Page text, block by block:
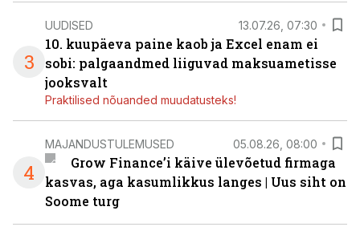
3
UUDISED 13.07.26, 07:30
10. kuupäeva paine kaob ja Excel enam ei
sobi: palgaandmed liiguvad maksuametisse
jooksvalt
Praktilised nõuanded muudatusteks!
4
MAJANDUSTULEMUSED 05.08.26, 08:00
Grow Finance’i käive ülevõetud firmaga
kasvas, aga kasumlikkus langes | Uus siht on
Soome turg